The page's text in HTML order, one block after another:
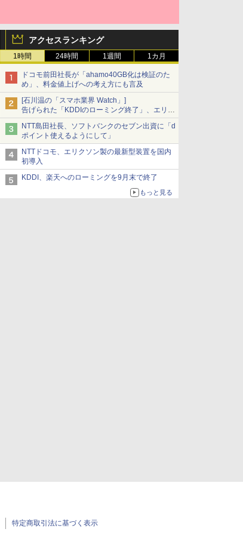
アクセスランキング
1時間 24時間 1週間 1カ月
ドコモ前田社長が「ahamo40GB化は検証のた
め」、料金値上げへの考え方にも言及
[石川温の「スマホ業界 Watch」]
告げられた「KDDIのローミング終了」、エリア
マップの落とし穴と楽天モバイルの課題
NTT島田社長、ソフトバンクのセブン出資に「d
ポイント使えるようにして」
NTTドコモ、エリクソン製の最新型装置を国内
初導入
KDDI、楽天へのローミングを9月末で終了
もっと見る
特定商取引法に基づく表示